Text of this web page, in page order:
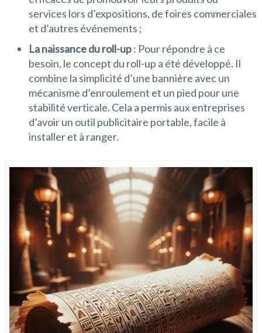
services lors d’expositions, de foires commerciales
et d’autres événements ;
La naissance du roll-up: Pour répondre à ce
besoin, le concept du roll-up a été développé. Il
combine la simplicité d’une bannière avec un
mécanisme d’enroulement et un pied pour une
stabilité verticale. Cela a permis aux entreprises
d’avoir un outil publicitaire portable, facile à
installer et à ranger.